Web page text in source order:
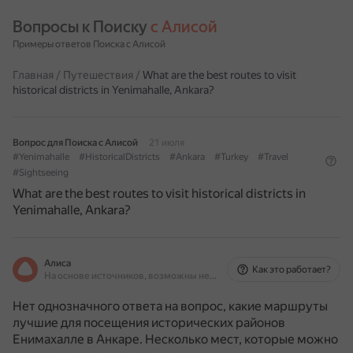
Вопросы к Поиску с Алисой
Примеры ответов Поиска с Алисой
Главная / Путешествия / What are the best routes to visit
historical districts in Yenimahalle, Ankara?
Вопрос для Поиска с Алисой
21 июля
#Yenimahalle
#HistoricalDistricts #Ankara #Turkey
#Travel
#Sightseeing
What are the best routes to visit historical districts in
Yenimahalle, Ankara?
Алиса
На основе источников, возможны неточности
Как это работает?
Нет однозначного ответа на вопрос, какие маршруты
лучшие для посещения исторических районов
Енимахалле в Анкаре. Несколько мест, которые можно